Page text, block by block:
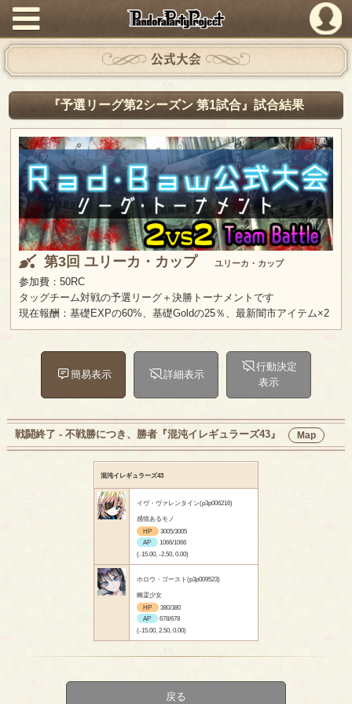
PandoraPartyProject
公式大会
『予選リーグ第2シーズン 第1試合』試合結果
第3回 ユリーカ・カップ ユリーカ・カップ
参加費：50RC
タッグチーム対戦の予選リーグ＋決勝トーナメントです
現在報酬：基礎EXPの60%、基礎Goldの25％、最新闇市アイテム×2
簡易表示 詳細表示
行動決定
表示
戦闘終了 - 不戦勝につき、勝者『混沌イレギュラーズ43』 Map
混沌イレギュラーズ43
イヴ・ヴァレンタイン(p3p006216)
感情あるモノ
HP
3005/3005
AP
1066/1066
(-15.00, -2.50, 0.00)
ホロウ・ゴースト(p3p009523)
幽霊少女
HP
380/380
AP
678/678
(-15.00, 2.50, 0.00)
戻る